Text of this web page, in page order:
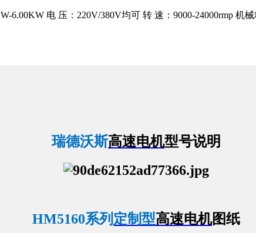
6.00KW 电 压：220V/380V均可 转 速：9000-24000rmp
瑞德沃斯高速电机型号说明
HM5160系列 定制型高速电机图纸